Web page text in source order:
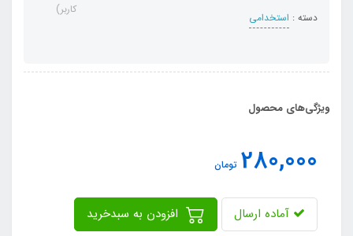
دسته : استخدامی
کاربر)
ویژگی‌های محصول
280,000 تومان
آماده ارسال